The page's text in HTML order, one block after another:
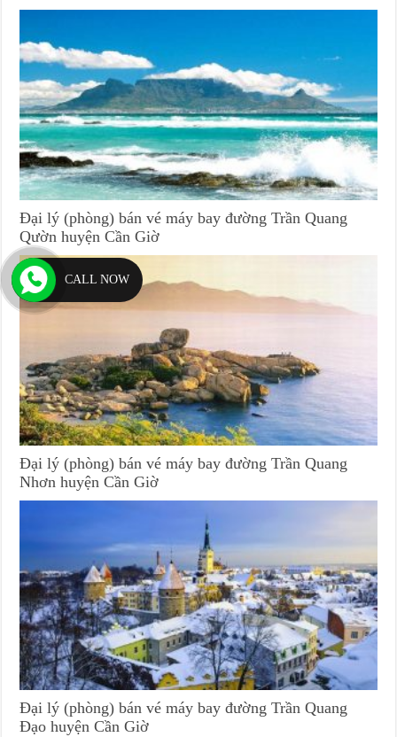
Đại lý (phòng) bán vé máy bay đường Trần Quang
Qườn huyện Cần Giờ
Đại lý (phòng) bán vé máy bay đường Trần Quang
Nhơn huyện Cần Giờ
Đại lý (phòng) bán vé máy bay đường Trần Quang
Đạo huyện Cần Giờ
CALL NOW